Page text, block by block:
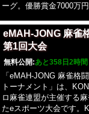
ーグ。優勝賞金7000万
レの栄光を目指して戦
2025-26では、新たに「
JETS(アースジェッツ)」
わり、新Mリーガー7名
勢40名でのシーズンと
eMAH-JONG 麻雀
第1回大会
無料公開:あと358日2時間
「eMAH-JONG 麻雀格
トーナメント」は、
ロ麻雀連盟が主催する
たeスポーツ大会です。